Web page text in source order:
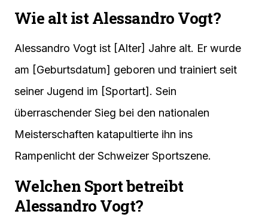
Wie alt ist Alessandro Vogt?
Alessandro Vogt ist [Alter] Jahre alt. Er wurde
am [Geburtsdatum] geboren und trainiert seit
seiner Jugend im [Sportart]. Sein
überraschender Sieg bei den nationalen
Meisterschaften katapultierte ihn ins
Rampenlicht der Schweizer Sportszene.
Welchen Sport betreibt
Alessandro Vogt?